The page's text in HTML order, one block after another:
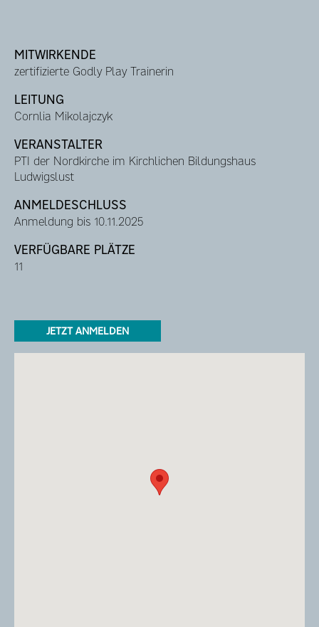
MITWIRKENDE
zertifizierte Godly Play Trainerin
LEITUNG
Cornlia Mikolajczyk
VERANSTALTER
PTI der Nordkirche im Kirchlichen Bildungshaus
Ludwigslust
ANMELDESCHLUSS
Anmeldung bis 10.11.2025
VERFÜGBARE PLÄTZE
11
JETZT ANMELDEN